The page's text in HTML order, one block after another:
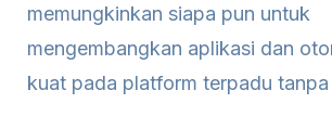
memungkinkan siapa pun untuk
mengembangkan aplikasi dan
kuat pada platform terpadu